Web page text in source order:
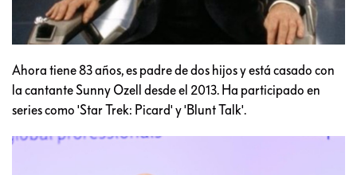
Ahora tiene 83 años, es padre de dos hijos y está casado con
la cantante Sunny Ozell desde el 2013. Ha participado en
series como 'Star Trek: Picard' y 'Blunt Talk'.